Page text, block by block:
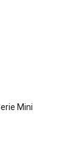
Mini